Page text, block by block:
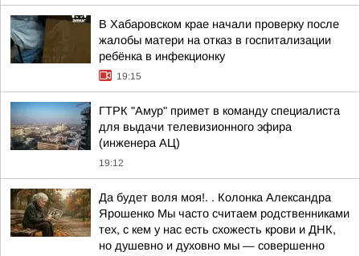
В Хабаровском крае начали проверку после
жалобы матери на отказ в госпитализации
ребёнка в инфекционку
19:15
ГТРК "Амур" примет в команду специалиста
для выдачи телевизионного эфира
(инженера АЦ)
19:12
Да будет воля моя!. . Колонка Александра
Ярошенко Мы часто считаем родственниками
тех, с кем у нас есть схожесть крови и ДНК,
но душевно и духовно мы — совершенно